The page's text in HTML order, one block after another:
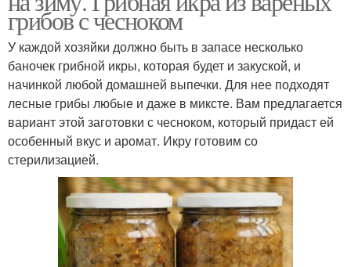
грибов с чесноком
У каждой хозяйки должно быть в запасе несколько
баночек грибной икры, которая будет и закуской, и
начинкой любой домашней выпечки. Для нее подходят
лесные грибы любые и даже в миксте. Вам предлагается
вариант этой заготовки с чесноком, который придаст ей
особенный вкус и аромат. Икру готовим со
стерилизацией.